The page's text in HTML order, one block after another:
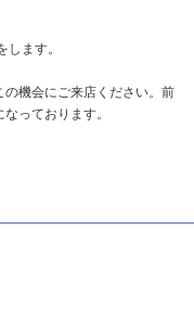
ます。
機会にご来店ください。前
っております。